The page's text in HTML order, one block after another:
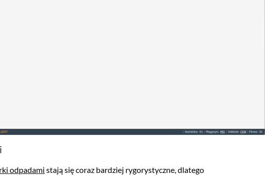
odpadami stają się coraz bardziej rygorystyczne, dlatego